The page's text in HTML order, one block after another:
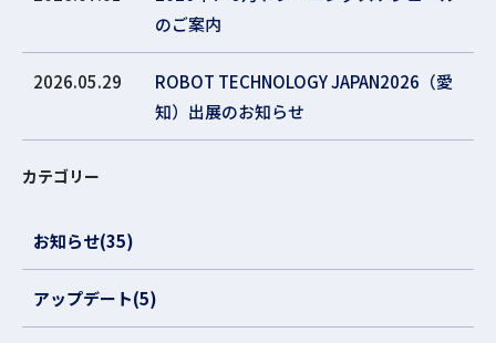
のご案内
2026.05.29
ROBOT TECHNOLOGY JAPAN2026（愛
知）出展のお知らせ
カテゴリー
お知らせ(35)
アップデート(5)